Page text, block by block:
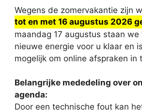
Wegens de zomervakantie zijn
tot en met 16 augustus 2026
maandag 17 augustus staan we
nieuwe energie voor u klaar en
mogelijk om online afspraken in
Belangrijke mededeling over
agenda:
Door een technische fout kan